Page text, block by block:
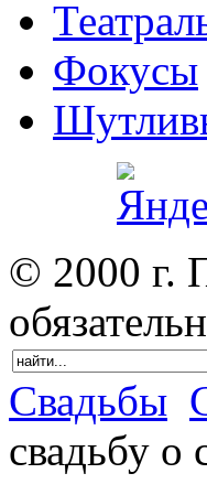
Фокусы
© 2000 г.
Свадьбы
свадьбу о